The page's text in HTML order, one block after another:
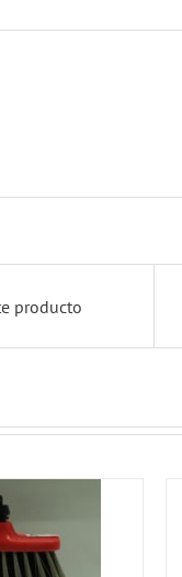
producto